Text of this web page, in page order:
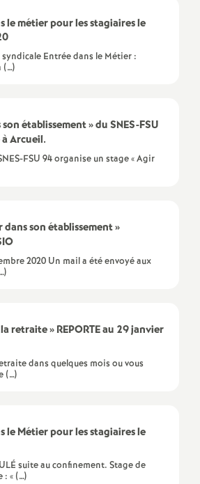
s
d
S
e
o
g
r
le métier pour les stagiaires le
Entrée dans le Métier :
(…)
établissement» duSNES-FSU
Arcueil.
FSU 94 organise un stage « Agir
dans son établissement»
2020 Un mail a été envoyé aux
retraite»REPORTEau 29 janvier
dans quelques mois ou vous
(…)
le Métier pour les stagiaires le
suite au confinement. Stage de
« (…)